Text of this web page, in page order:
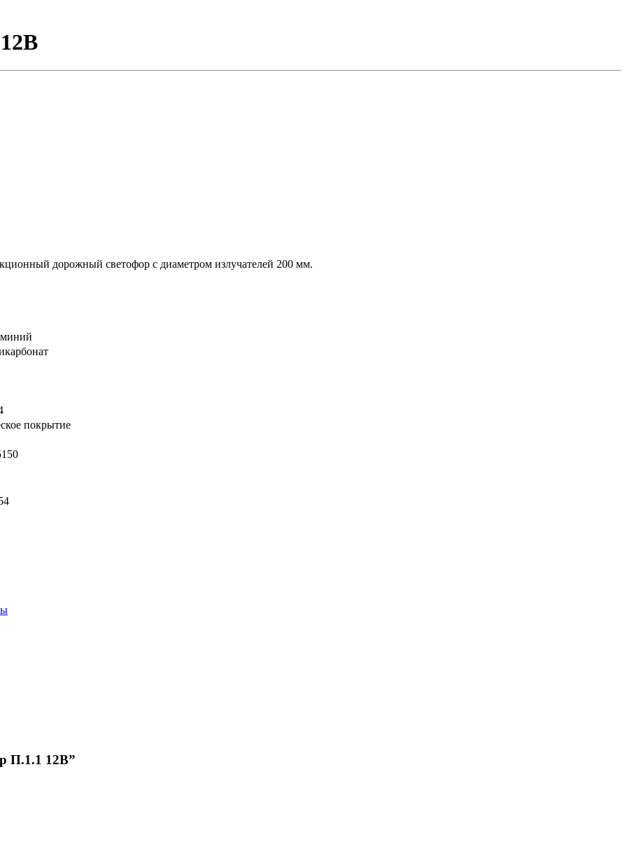
дорожный светофор с диаметром излучателей 200 мм.
покрытие
П.1.1 12В”